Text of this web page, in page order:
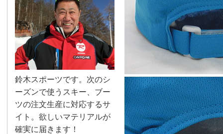
鈴木スポーツです。次のシ
ーズンで使うスキー、ブー
ツの注文生産に対応するサ
イト。欲しいマテリアルが
確実に届きます！